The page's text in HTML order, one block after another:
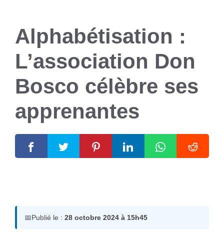
Alphabétisation :
L’association Don
Bosco célèbre ses
apprenantes
📅Publié le : 28 octobre 2024 à 15h45